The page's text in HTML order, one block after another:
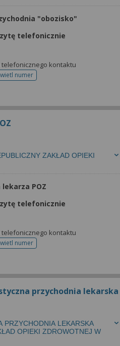
"obozisko"
telefonicznie
kontaktu
numer
telefonu do rejestracji
ZAKŁAD OPIEKI
lekarza POZ
telefonicznie
kontaktu
numer
telefonu do rejestracji
przychodnia lekarska
PRZYCHODNIA LEKARSKA
OPIEKI ZDROWOTNEJ W